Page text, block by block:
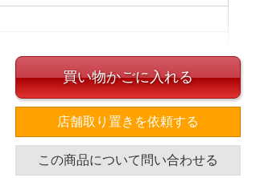
対応サイズ
買い物かごに入れる
店舗取り置きを依頼する
この商品について問い合わせる